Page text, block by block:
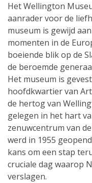
Het Wellington
aanrader voor de
museum is gewijd
momenten in de
boeiende blik op de
de beroemde
Het museum is
hoofdkwartier van
de hertog van
gelegen in het hart
zenuwcentrum van
werd in 1955
kans om een stap
cruciale dag waarop
verslagen.